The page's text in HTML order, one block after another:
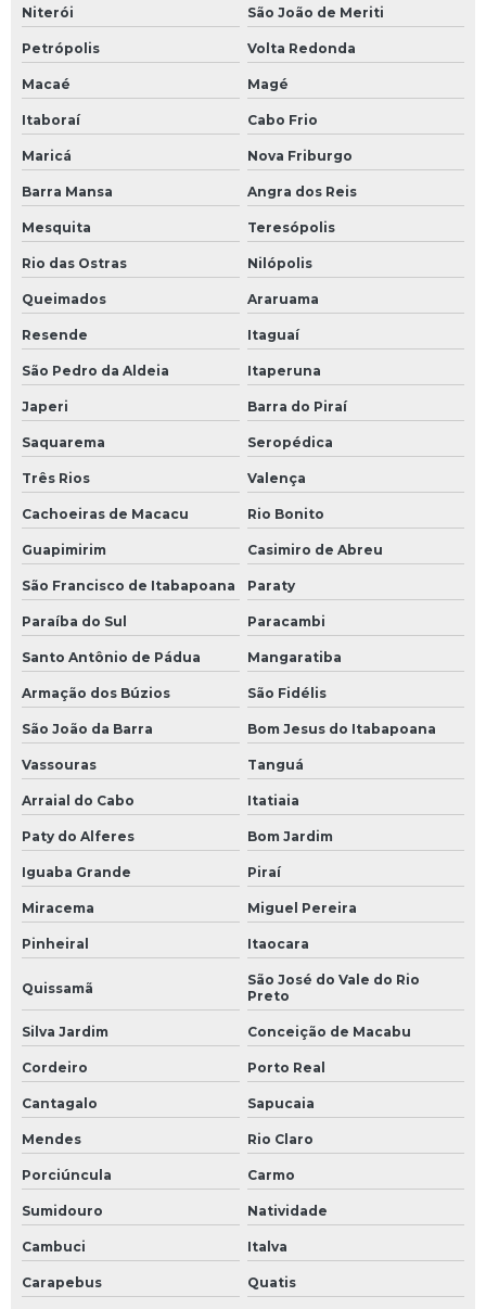
Empresa de tanques para sistema de fluido térmico
Empresa de treinamento em sistema de fluido térmico
Enchimento de sistema de fluido térmico
Engenharia de montagem industrial
Escaneamento 3d de tubulações industriais
Escaneamento nuvem de pontos
Estrutura metálica para sistema de fluido térmico
Estrutura metálica para sistema de fluido térmico preço
Fábrica de sistema de fluido térmico
Fábrica de tanques para sistema de fluido térmico
Fabricação de skids
Fabricação de tanques para sistema de fluido térmico
Fabricante de skid de bombas
Filtragem de óleo térmico
Fluido térmico alta temperatura
Fluido térmico industrial
Fluido térmico onde comprar
Fluido térmico preço
Fluido térmico sintético
Fluido para transferência de calor
Fluidos térmicos utilizados em transferência de calor
Fornecimento de fluidos térmicos
Gestão de consumo energético
Inspeção de tubulação
Inspeção de tubulação industrial
Instalação de aquecedor industrial
Niterói São João de Meriti
Petrópolis Volta Redonda
Macaé Magé
Itaboraí Cabo Frio
Maricá Nova Friburgo
Barra Mansa Angra dos Reis
Mesquita Teresópolis
Rio das Ostras Nilópolis
Queimados Araruama
Resende Itaguaí
São Pedro da Aldeia Itaperuna
Japeri Barra do Piraí
Saquarema Seropédica
Três Rios Valença
Cachoeiras de Macacu Rio Bonito
Guapimirim Casimiro de Abreu
São Francisco de Itabapoana Paraty
Paraíba do Sul Paracambi
Santo Antônio de Pádua Mangaratiba
Armação dos Búzios São Fidélis
São João da Barra Bom Jesus do Itabapoana
Vassouras Tanguá
Arraial do Cabo Itatiaia
Paty do Alferes Bom Jardim
Iguaba Grande Piraí
Miracema Miguel Pereira
Pinheiral Itaocara
Quissamã
São José do Vale do Rio
Preto
Silva Jardim Conceição de Macabu
Cordeiro Porto Real
Cantagalo Sapucaia
Mendes Rio Claro
Porciúncula Carmo
Sumidouro Natividade
Cambuci Italva
Carapebus Quatis